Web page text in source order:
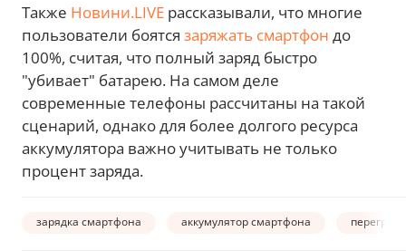
Также Новини.LIVE рассказывали, что многие
пользователи боятся заряжать смартфон до
100%, считая, что полный заряд быстро
"убивает" батарею. На самом деле
современные телефоны рассчитаны на такой
сценарий, однако для более долгого ресурса
аккумулятора важно учитывать не только
процент заряда.
зарядка смартфона аккумулятор смартфона перегрев